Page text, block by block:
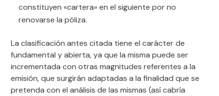
constituyen «cartera» en el siguiente por no
renovarse la póliza.
La clasificación antes citada tiene el carácter de
fundamental y abierta, ya que la misma puede ser
incrementada con otras magnitudes referentes a la
emisión, que surgirán adaptadas a la finalidad que se
pretenda con el análisis de las mismas (así cabría